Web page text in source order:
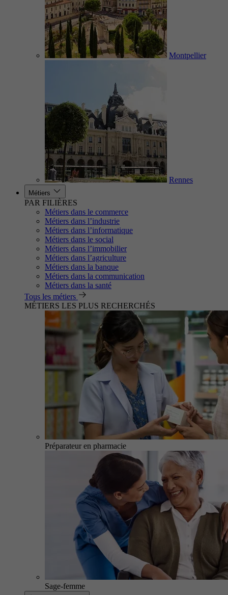
Montpellier
Rennes
Métiers
PAR FILIÈRES
Métiers dans le commerce
Métiers dans l’industrie
Métiers dans l’informatique
Métiers dans le social
Métiers dans l’immobilier
Métiers dans l’agriculture
Métiers dans la banque
Métiers dans la communication
Métiers dans la santé
Tous les métiers
MÉTIERS LES PLUS RECHERCHÉS
Préparateur en pharmacie
Sage-femme